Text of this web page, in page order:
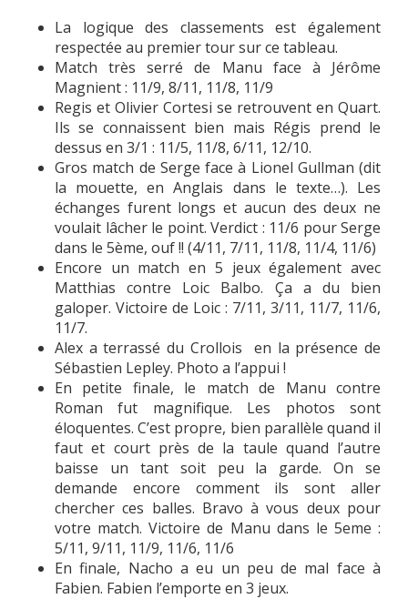
La logique des classements est également
respectée au premier tour sur ce tableau.
Match très serré de Manu face à Jérôme
Magnient : 11/9, 8/11, 11/8, 11/9
Regis et Olivier Cortesi se retrouvent en Quart.
Ils se connaissent bien mais Régis prend le
dessus en 3/1 : 11/5, 11/8, 6/11, 12/10.
Gros match de Serge face à Lionel Gullman (dit
la mouette, en Anglais dans le texte…). Les
échanges furent longs et aucun des deux ne
voulait lâcher le point. Verdict : 11/6 pour Serge
dans le 5ème, ouf !! (4/11, 7/11, 11/8, 11/4, 11/6)
Encore un match en 5 jeux également avec
Matthias contre Loic Balbo. Ça a du bien
galoper. Victoire de Loic : 7/11, 3/11, 11/7, 11/6,
11/7.
Alex a terrassé du Crollois en la présence de
Sébastien Lepley. Photo a l’appui !
En petite finale, le match de Manu contre
Roman fut magnifique. Les photos sont
éloquentes. C’est propre, bien parallèle quand il
faut et court près de la taule quand l’autre
baisse un tant soit peu la garde. On se
demande encore comment ils sont aller
chercher ces balles. Bravo à vous deux pour
votre match. Victoire de Manu dans le 5eme :
5/11, 9/11, 11/9, 11/6, 11/6
En finale, Nacho a eu un peu de mal face à
Fabien. Fabien l’emporte en 3 jeux.